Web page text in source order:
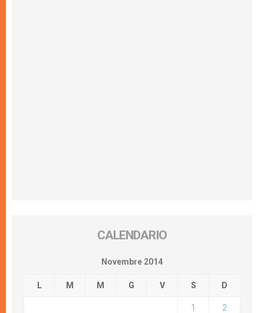
CALENDARIO
Novembre 2014
L M M G V S D
1 2